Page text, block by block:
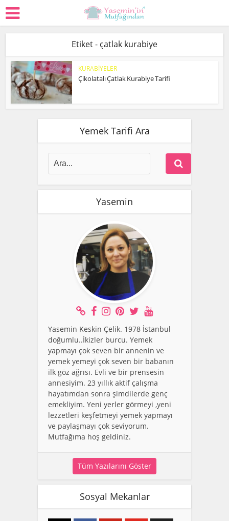
Etiket - çatlak kurabiye
KURABİYELER
Çikolatalı Çatlak Kurabiye Tarifi
Yemek Tarifi Ara
Yasemin
Yasemin Keskin Çelik. 1978 İstanbul
doğumlu..İkizler burcu. Yemek
yapmayı çok seven bir annenin ve
yemek yemeyi çok seven bir babanın
ilk göz ağrısı. Evli ve bir prensesin
annesiyim. 23 yıllık aktif çalışma
hayatımdan sonra şimdilerde genç
emekliyim. Yeni yerler görmeyi ,yeni
lezzetleri keşfetmeyi yemek yapmayı
ve paylaşmayı çok seviyorum.
Mutfağıma hoş geldiniz.
Tüm Yazılarını Göster
Sosyal Mekanlar